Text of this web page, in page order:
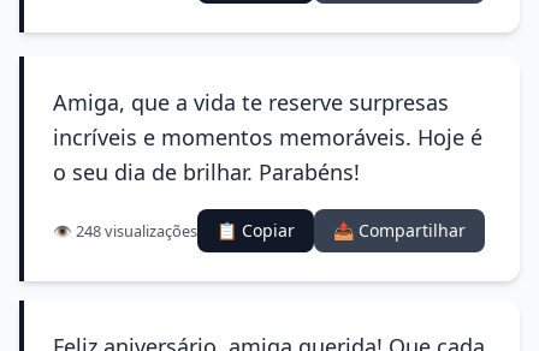
Amiga, que a vida te reserve surpresas
incríveis e momentos memoráveis. Hoje é
o seu dia de brilhar. Parabéns!
👁️ 248 visualizações 📋 Copiar 📤 Compartilhar